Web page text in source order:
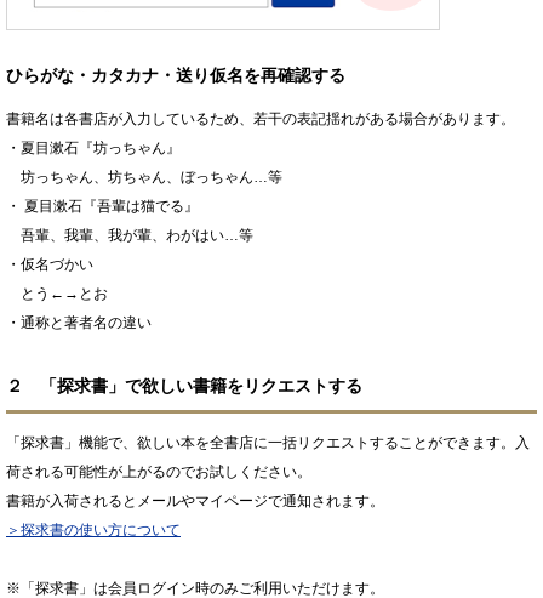
ひらがな・カタカナ・送り仮名を再確認する
書籍名は各書店が入力しているため、若干の表記揺れがある場合があります。
・夏目漱石『坊っちゃん』
坊っちゃん、坊ちゃん、ぼっちゃん…等
・ 夏目漱石『吾輩は猫でる』
吾輩、我輩、我が輩、わがはい…等
・仮名づかい
とう←→とお
・通称と著者名の違い
２ 「探求書」で欲しい書籍をリクエストする
「探求書」機能で、欲しい本を全書店に一括リクエストすることができます。入
荷される可能性が上がるのでお試しください。
書籍が入荷されるとメールやマイページで通知されます。
＞探求書の使い方について
※「探求書」は会員ログイン時のみご利用いただけます。